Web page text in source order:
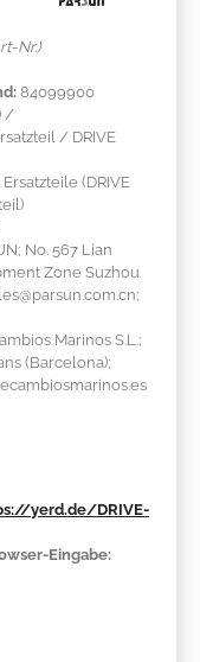
Nr.)
84099900
/
/ DRIVE
(DRIVE
No. 567 Lian
Zone Suzhou
Marinos S.L.;
(Barcelona);
yerd.de/DRIVE-
Eingabe: